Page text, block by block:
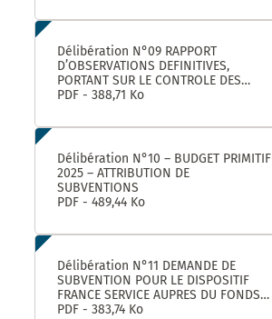
LEZ ET SES ETABLISSEMENTS
LIVRAISON ET LA GESTION DE TITRES
RESTAURANT E
Délibération N°09 RAPPORT
D’OBSERVATIONS DEFINITIVES,
PORTANT SUR LE CONTROLE DES
COMPTES ET DE LA GESTION DE
METROPOLE AU TITRE DES EXERCICES
PDF - 388,71 Ko
Délibération N°10 – BUDGET PRIMITIF
2025 – ATTRIBUTION DE
SUBVENTIONS
PDF - 489,44 Ko
Délibération N°11 DEMANDE DE
SUBVENTION POUR LE DISPOSITIF
FRANCE SERVICE AUPRES DU FONDS
NATIONAL D’AMENAGEMENT ET DE
PDF - 383,74 Ko